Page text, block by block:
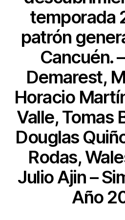
temporada
patrón
Cancuén.
Demarest,
Horacio
Valle, Tomas
Douglas
Rodas,
Julio Ajin –
Año